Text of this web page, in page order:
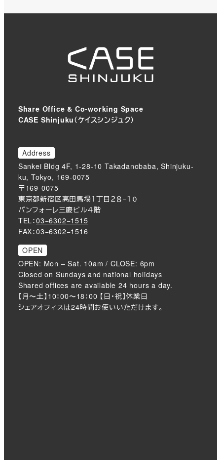
Share Office & Co-working Space
CASE Shinjuku（ケイスシンジュク）
Address
Sankei Bldg 4F, 1-28-10 Takadanobaba, Shinjuku-
ku, Tokyo, 169-0075
〒169-0075
東京都新宿区高田馬場１丁目２８−１０
バンフォーレ三慶ビル４階
TEL：03−6302−1515
FAX：03−6302−1516
OPEN
OPEN: Mon – Sat. 10am / CLOSE: 6pm
Closed on Sundays and national holidays
Shared offices are available 24 hours a day.
【月〜土】10：00〜18：00 【日・祝】休業日
シェアオフィスは24時間お使いいただけます。